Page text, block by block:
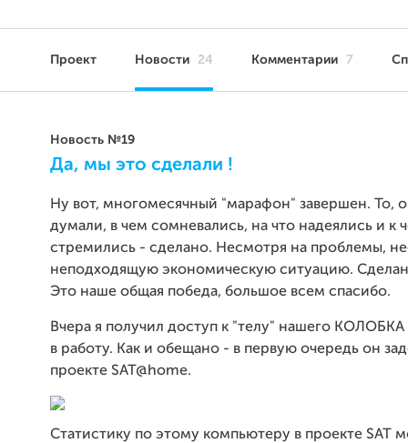
Проект Новости 24 Комментарии 7
Новость №19
Да, мы это сделали !
Ну вот, многомесячный "марафон" завершен. То, о
думали, в чем сомневались, на что надеялись и к
стремились - сделано. Несмотря на проблемы,
неподходящую экономическую ситуацию.
Это наше общая победа, большое всем спасибо.
Вчера я получил доступ к "телу" нашего КОЛОБКА
в работу. Как и обещано - в первую очередь он
проекте SAT@home.
Статистику по этому компьютеру в проекте SAT